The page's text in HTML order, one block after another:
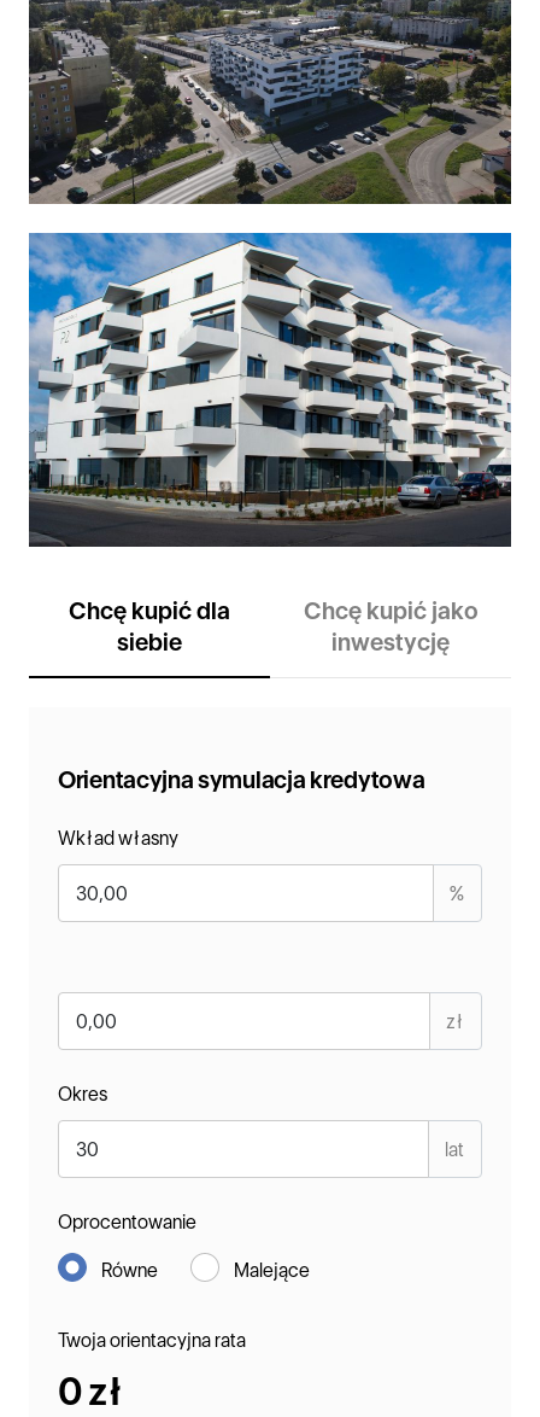
Chcę kupić dla
siebie
Chcę kupić jako
inwestycję
Orientacyjna symulacja kredytowa
Wkład własny
%
zł
Okres
lat
Oprocentowanie
Równe Malejące
Twoja orientacyjna rata
0 zł